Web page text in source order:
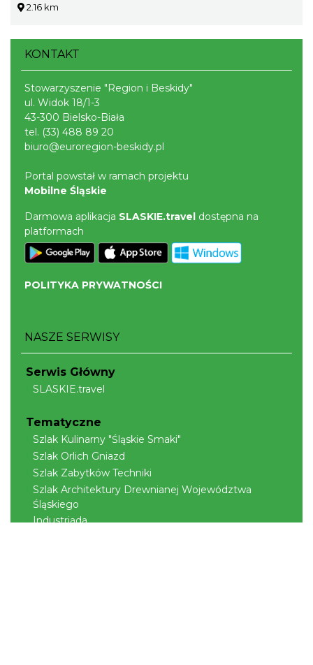
2.16 km
KONTAKT
Stowarzyszenie "Region i Beskidy"
ul. Widok 18/1-3
43-300 Bielsko-Biała
tel. (33) 488 89 20
biuro@euroregion-beskidy.pl
Portal powstał w ramach projektu
Mobilne Śląskie
Darmowa aplikacja SLASKIE.travel dostępna na
platformach
POLITYKA PRYWATNOŚCI
NASZE SERWISY
Serwis Główny
SLASKIE.travel
Tematyczne
Szlak Kulinarny "Śląskie Smaki"
Szlak Orlich Gniazd
Szlak Zabytków Techniki
Szlak Architektury Drewnianej Województwa
Śląskiego
Industriada